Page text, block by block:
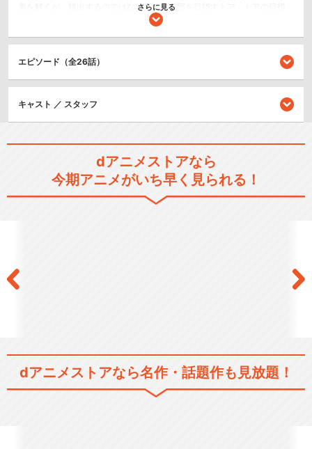
束を解くが、脱出するのではなく基地の深部を目指すトア。トアの目指
す所とは一体どこなのか？その頃、トア脱走の混乱の中、ジンの独房を
者かの影。ジン、トア、ギオの３人は果たして再会する事ができるの
か！？
さらに見る
閉じる
エピソード（全26話）
キャスト ／ スタッフ
dアニメストアなら
今期アニメがいち早く見られる！
dアニメストアなら名作・話題作も見放題！